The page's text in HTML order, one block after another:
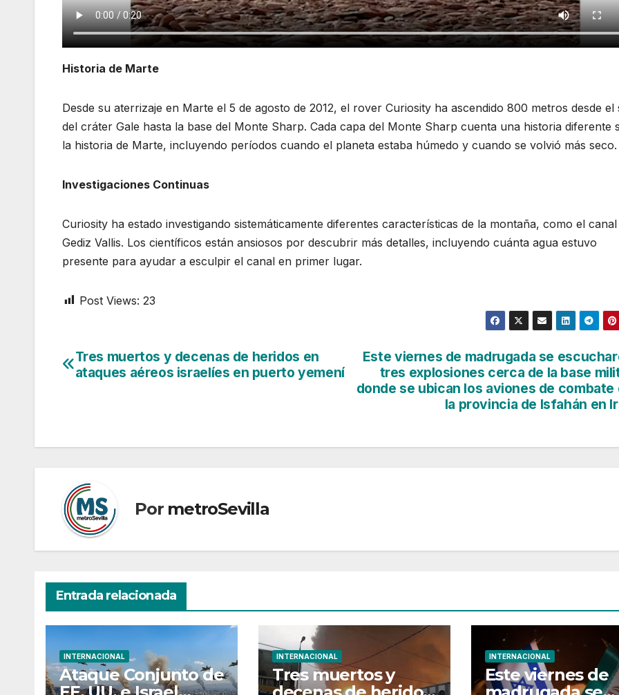
Historia de Marte
Desde su aterrizaje en Marte el 5 de agosto de 2012, el rover Curiosity ha ascendido 800 metros desde el
del cráter Gale hasta la base del Monte Sharp. Cada capa del Monte Sharp cuenta una historia diferente
la historia de Marte, incluyendo períodos cuando el planeta estaba húmedo y cuando se volvió más seco.
Investigaciones Continuas
Curiosity ha estado investigando sistemáticamente diferentes características de la montaña, como el canal
Gediz Vallis. Los científicos están ansiosos por descubrir más detalles, incluyendo cuánta agua estuvo
presente para ayudar a esculpir el canal en primer lugar.
Post Views: 23
Navegación
Este viernes de madrugada se
tres explosiones cerca de la base
donde se ubican los aviones de combate
la provincia de Isfahán en
Tres muertos y decenas de heridos en
ataques aéreos israelíes en puerto yemení
Por metroSevilla
Entrada relacionada
INTERNACIONAL
Ataque Conjunto de
INTERNACIONAL
Tres muertos y
INTERNACIONAL
Este viernes de